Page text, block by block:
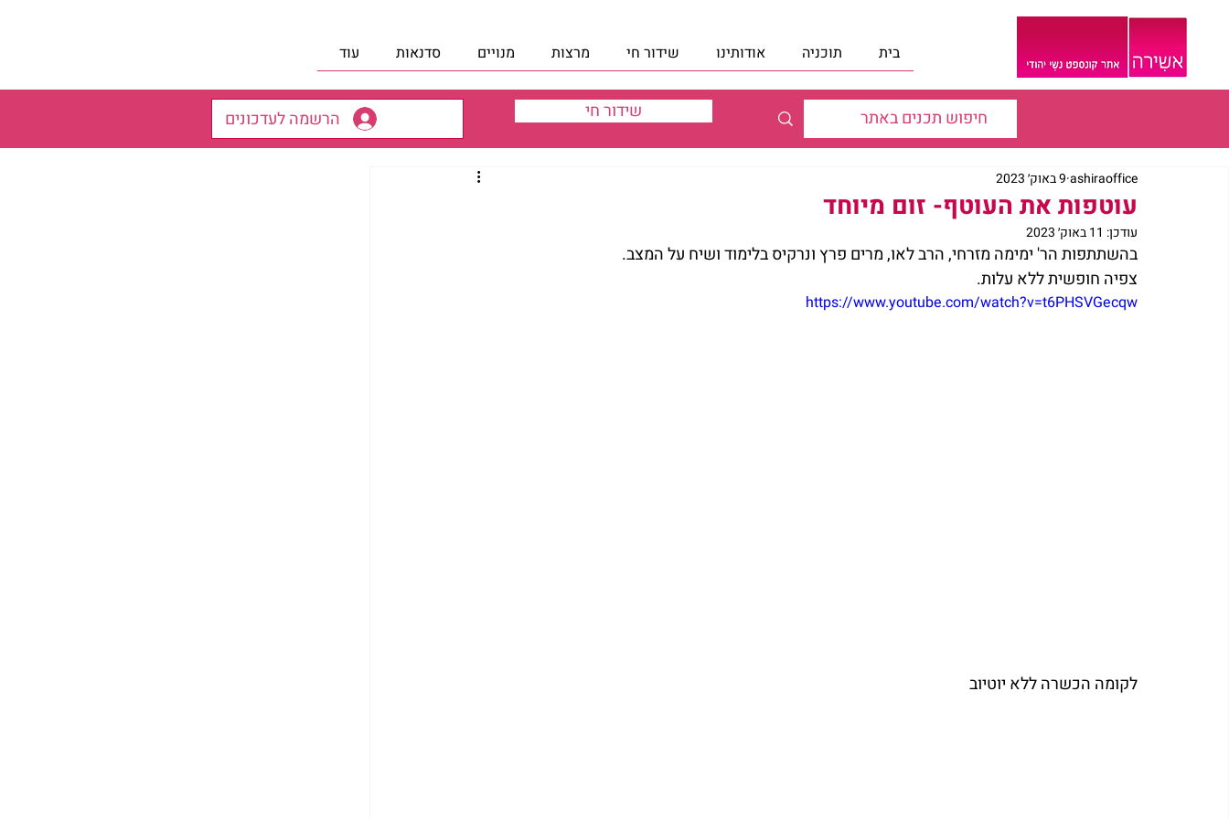
בית תוכניה אודותינו שידור חי מרצות מנויים סדנאות עוד
הרשמה לעדכונים שידור חי
עוטפות את העוטף- זום מיוחד
ashiraoffice 9 באוק׳ 2023
עודכן: 11 באוק׳ 2023
בהשתתפות הר' ימימה מזרחי, הרב לאו, מרים פרץ ונרקיס בלימוד ושיח על המצב.
צפיה חופשית ללא עלות.
https://www.youtube.com/watch?v=t6PHSVGecqw
לקומה הכשרה ללא יוטיוב